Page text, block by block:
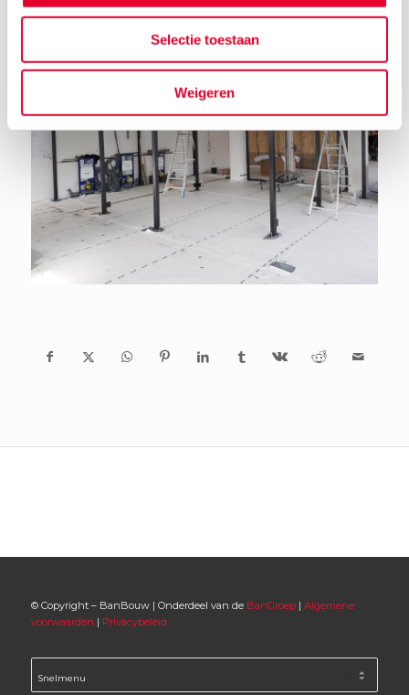
Selectie toestaan
Weigeren
© Copyright – BanBouw | Onderdeel van de BanGroep| Algemene
voorwaarden | Privacybeleid